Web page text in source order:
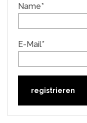
Name*
E-Mail*